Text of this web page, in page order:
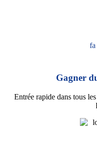
fa
Gagner
Entrée rapide dans tous